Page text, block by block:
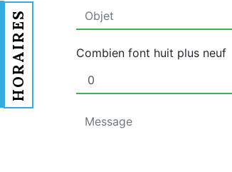
HORAIRES Combien font huit plus neuf